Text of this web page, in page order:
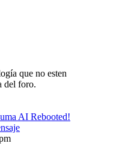
que no esten
del foro.
AI Rebooted!